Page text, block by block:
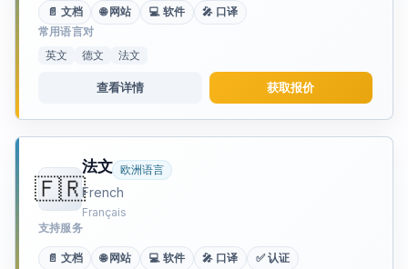
📄 文档 🌐 网站 💻 软件 🎤 口译
常用语言对
英文
德文 法文
查看详情 获取报价
🇫🇷
法文 欧洲语言
French
Français
支持服务
📄 文档 🌐 网站 💻 软件 🎤 口译 ✅ 认证